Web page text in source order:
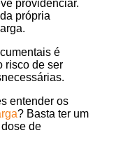
providenciar.
própria
é
risco de ser
entender os
? Basta ter um
de